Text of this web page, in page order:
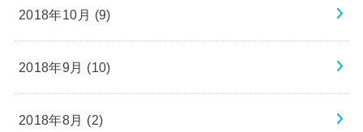
2018年10月 (9)
2018年9月 (10)
2018年8月 (2)